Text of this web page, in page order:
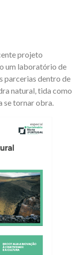
projeto
um laboratório de
parcerias dentro de
natural, tida como
se tornar obra.